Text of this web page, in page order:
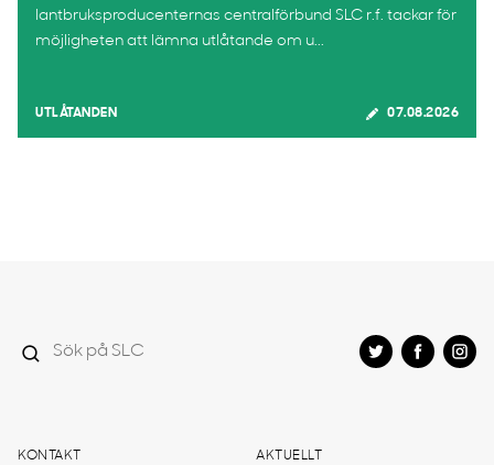
lantbruksproducenternas centralförbund SLC r.f. tackar för
möjligheten att lämna utlåtande om u...
UTLÅTANDEN 07.08.2026
KONTAKT AKTUELLT